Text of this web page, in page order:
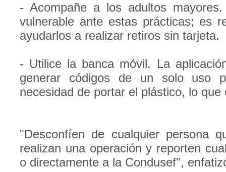
- Acompañe a los adultos
vulnerable ante estas prácticas; es
ayudarlos a realizar retiros sin tarjeta.
- Utilice la banca móvil. La
generar códigos de un solo uso
necesidad de portar el plástico, lo
"Desconfíen de cualquier persona
realizan una operación y reporten
o directamente a la Condusef",